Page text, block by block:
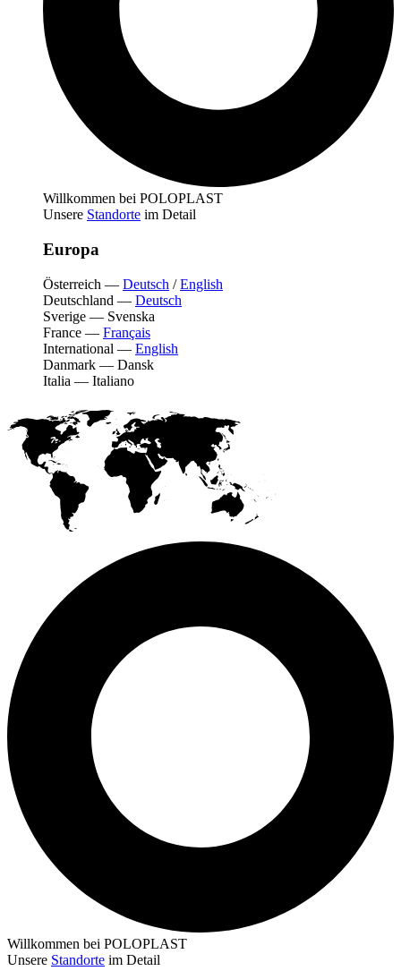
Willkommen bei POLOPLAST
Unsere Standorte im Detail
Europa
Österreich — Deutsch /English
Deutschland — Deutsch
Sverige — Svenska
France — Français
International — English
Danmark — Dansk
Italia — Italiano
Willkommen bei POLOPLAST
Unsere Standorte im Detail